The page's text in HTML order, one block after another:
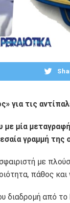
για τις
μία
γραμμή της
με
πάθος και
διαδρομή από το